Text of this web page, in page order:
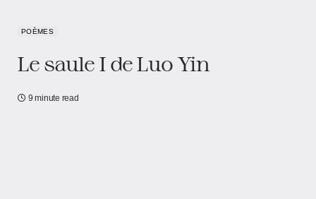
POÈMES
Le saule I de Luo Yin
9 minute read